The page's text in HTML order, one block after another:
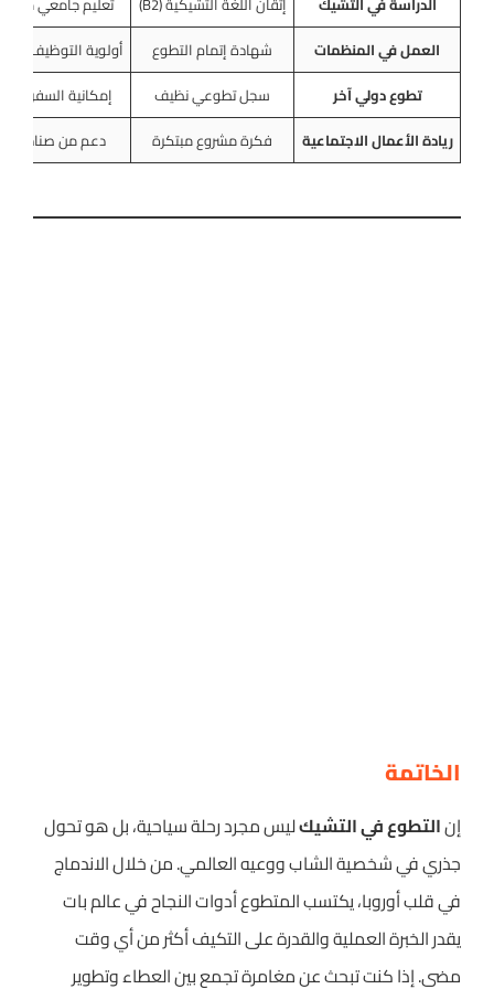
العمل في المنظمات
شهادة إتمام التطوع
أولوية التوظيف في
تطوع دولي آخر
سجل تطوعي نظيف
إمكانية السفر
ريادة الأعمال الاجتماعية
فكرة مشروع مبتكرة دعم من صناديق
الخاتمة
إنالتطوع في التشيكليس مجرد رحلة سياحية، بل هو تحول
جذري في شخصية الشاب ووعيه العالمي. من خلال الاندماج
في قلب أوروبا، يكتسب المتطوع أدوات النجاح في عالم بات
يقدر الخبرة العملية والقدرة على التكيف أكثر من أي وقت
مضى. إذا كنت تبحث عن مغامرة تجمع بين العطاء وتطوير